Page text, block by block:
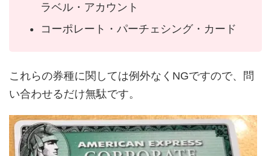
ラベル・アカウント
コーポレート・パーチェシング・カード
これらの券種に関しては例外なくNGですので、問
い合わせるだけ無駄です。